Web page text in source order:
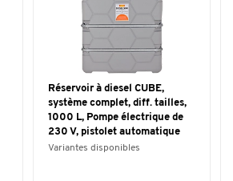
Réservoir à diesel CUBE,
système complet, diff. tailles,
1000 L, Pompe électrique de
230 V, pistolet automatique
Variantes disponibles